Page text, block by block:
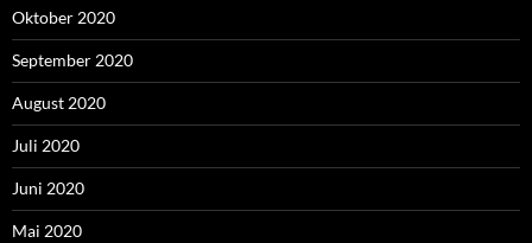
Oktober 2020
September 2020
August 2020
Juli 2020
Juni 2020
Mai 2020